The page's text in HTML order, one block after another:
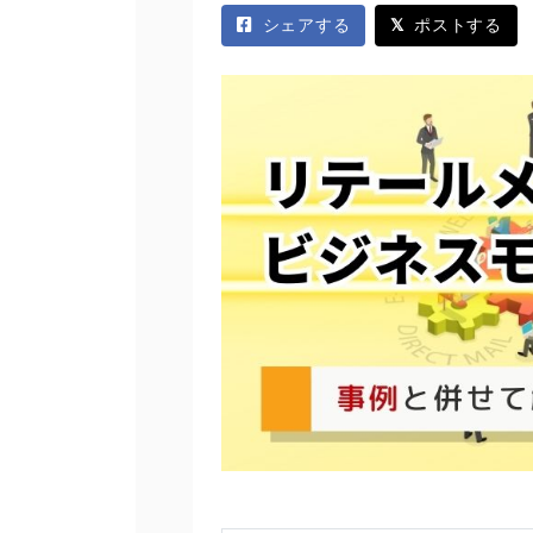
シェアする ポストする